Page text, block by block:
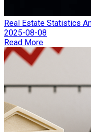
Real Estate Statistics
2025-08-08
Read More